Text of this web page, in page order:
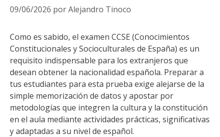
09/06/2026 porAlejandro Tinoco
Como es sabido, el examen CCSE (Conocimientos
Constitucionales y Socioculturales de España) es un
requisito indispensable para los extranjeros que
desean obtener la nacionalidad española. Preparar a
tus estudiantes para esta prueba exige alejarse de la
simple memorización de datos y apostar por
metodologías que integren la cultura y la constitución
en el aula mediante actividades prácticas, significativas
y adaptadas a su nivel de español.